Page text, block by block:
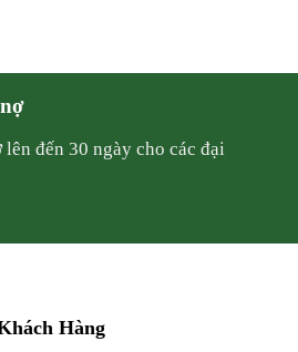
đến 30 ngày cho các đại
Hàng